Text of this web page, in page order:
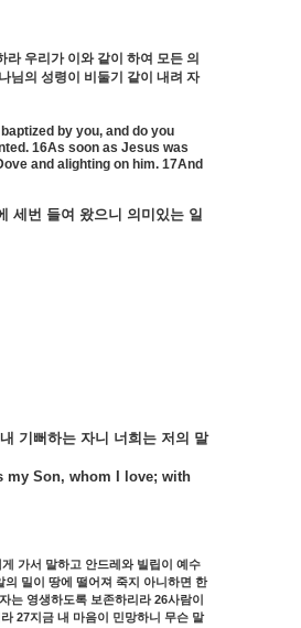
우리가 이와 같이 하여 모든 의
님의 성령이 비둘기 같이 내려 자
by you, and do you
16As soon as Jesus was
and alighting on him. 17And
세번 들여 왔으니 의미있는 일
내 기뻐하는 자니 너희는 저의 말
my Son, whom I love; with
가서 말하고 안드레와 빌립이
예수
의 밀이 땅에 떨어져 죽지 아니하면 한
자는 영생하도록 보존하리라26사람이
27지금 내 마음이 민망하니 무슨 말